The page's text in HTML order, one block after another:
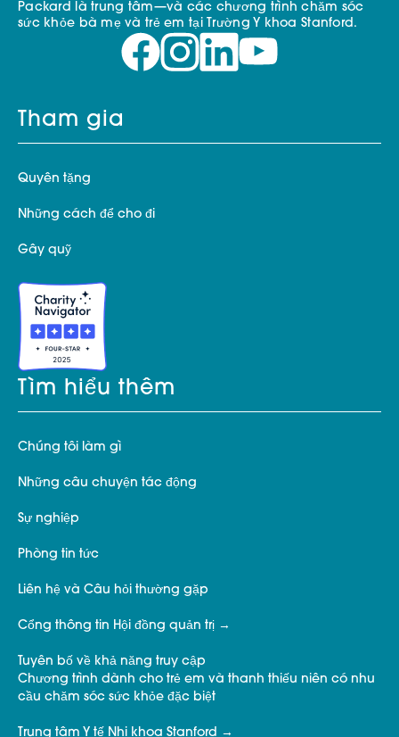
Packard là trung tâm—và các chương trình chăm sóc
sức khỏe bà mẹ và trẻ em tại Trường Y khoa Stanford.
Tham gia
Quyên tặng
Những cách để cho đi
Gây quỹ
Tìm hiểu thêm
Chúng tôi làm gì
Những câu chuyện tác động
Sự nghiệp
Phòng tin tức
Liên hệ và Câu hỏi thường gặp
Cổng thông tin Hội đồng quản trị
Tuyên bố về khả năng truy cập
Chương trình dành cho trẻ em và thanh thiếu niên có nhu
cầu chăm sóc sức khỏe đặc biệt
Trung tâm Y tế Nhi khoa Stanford